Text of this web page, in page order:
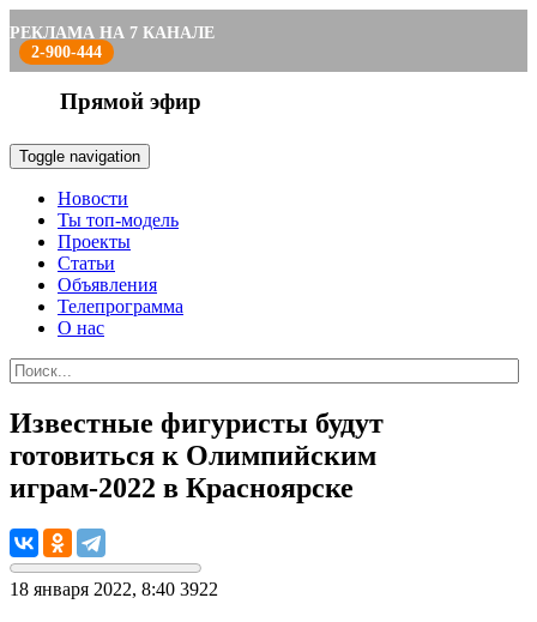
РЕКЛАМА НА 7 КАНАЛЕ
2-900-444
Прямой эфир
Toggle navigation
Новости
Ты топ-модель
Проекты
Статьи
Объявления
Телепрограмма
О нас
Известные фигуристы будут
готовиться к Олимпийским
играм-2022 в Красноярске
18 января 2022, 8:40 3922